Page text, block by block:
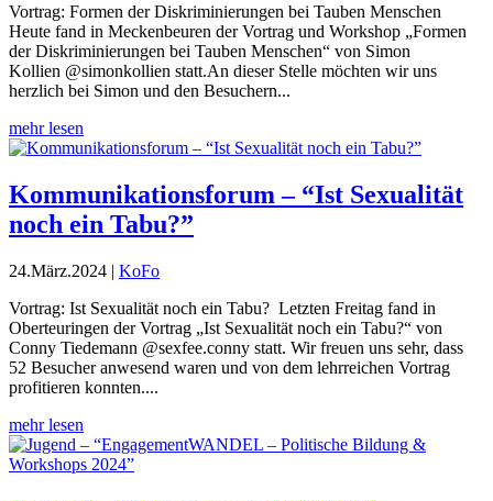
Vortrag: Formen der Diskriminierungen bei Tauben Menschen
Heute fand in Meckenbeuren der Vortrag und Workshop „Formen
der Diskriminierungen bei Tauben Menschen“ von Simon
Kollien @simonkollien statt.An dieser Stelle möchten wir uns
herzlich bei Simon und den Besuchern...
mehr lesen
Kommunikationsforum – “Ist Sexualität
noch ein Tabu?”
24.März.2024 | KoFo
Vortrag: Ist Sexualität noch ein Tabu? Letzten Freitag fand in
Oberteuringen der Vortrag „Ist Sexualität noch ein Tabu?“ von
Conny Tiedemann @sexfee.conny statt. Wir freuen uns sehr, dass
52 Besucher anwesend waren und von dem lehrreichen Vortrag
profitieren konnten....
mehr lesen